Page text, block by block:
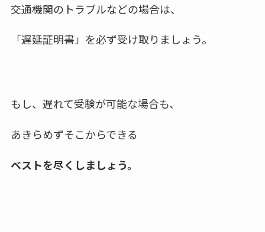
交通機関のトラブルなどの場合は、
「遅延証明書」を必ず受け取りましょう。
もし、遅れて受験が可能な場合も、
あきらめずそこからできる
ベストを尽くしましょう。